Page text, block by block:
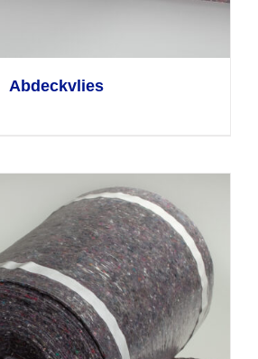
Abdeckvlies